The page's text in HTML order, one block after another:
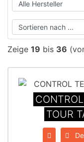
Zeige 19 bis 36
TOUR